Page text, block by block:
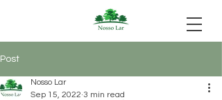
Post
Nosso Lar
Sep 15, 2022 3 min read